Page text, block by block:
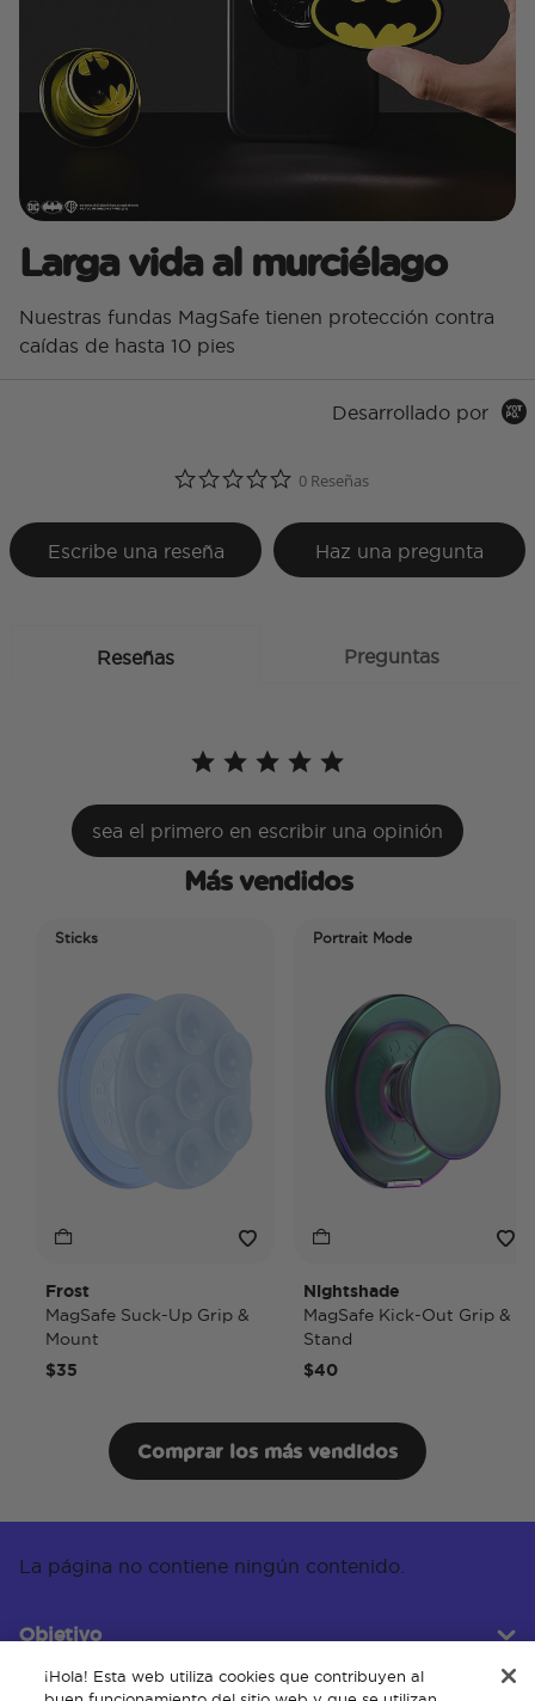
Larga vida al murciélago
Nuestras fundas MagSafe tienen protección contra
caídas de hasta 10 pies
Desarrollado por
0.0 star rating
0 Reseñas
Escribe una reseña Haz una pregunta
Reseñas Preguntas
sea el primero en escribir una opinión
Más vendidos
Sticks
Frost
MagSafe Suck-Up Grip &
Mount
$35
Portrait Mode
Nightshade
MagSafe Kick-Out Grip &
Stand
$40
Comprar los más vendidos
La página no contiene ningún contenido.
Objetivo
¡Hola! Esta web utiliza cookies que contribuyen al